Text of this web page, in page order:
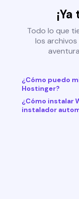
Todo lo que
los
¿Cómo puedo
Hostinger?
¿Cómo instalar
instalador